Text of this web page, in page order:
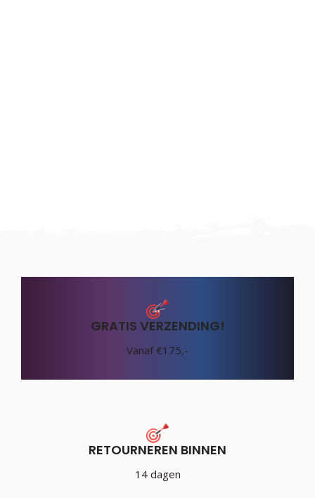
GRATIS VERZENDING!
Vanaf €175,-
RETOURNEREN BINNEN
14 dagen